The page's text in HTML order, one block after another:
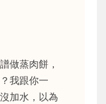
做蒸肉餅，
我跟你一
加水，以為